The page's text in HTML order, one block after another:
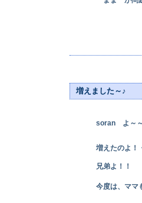
増えました～♪
soran よ～
増えたのよ！・
兄弟よ！！
今度は、ママも